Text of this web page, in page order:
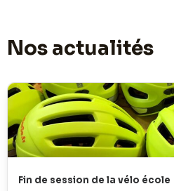
Nos actualités
Fin de session de la vélo école